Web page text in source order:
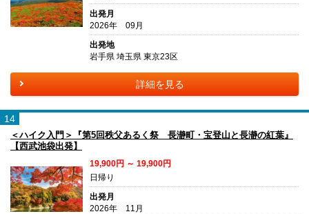
出発月
2026年 09月
出発地
岩手県 埼玉県 東京23区
詳細を見る
14
＜ハイク入門＞『第5回秩父あるく祭 長瀞町・宝登山と長瀞の紅葉』
【西武池袋出発】
19,900円 ～ 19,900円
日帰り
出発月
2026年 11月